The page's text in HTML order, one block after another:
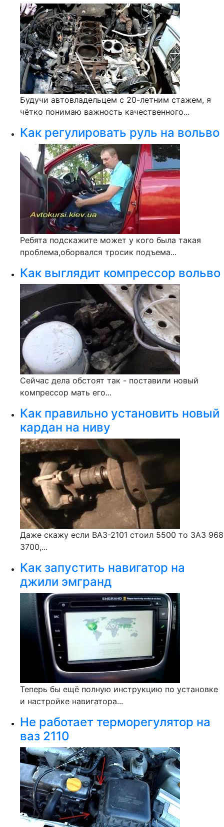
Будучи автовладельцем с 20-летним стажем, я
чётко понимаю важность качественного...
Как регулировать руль на вольво
Ребята подскажите может у кого была такая
проблема,оборвался тросик подъема...
Как выглядит компрессор вольво
Сейчас дела обстоят так - поставили новый
компрессор мать его...
Как правильно установить новый
кардан на ниву
Даже скажу если ВАЗ-2101 стоил 5500 то ЗАЗ 968
3700,...
Как запустить навигатор на
джили эмгранд
Теперь бы ещё полную инструкцию по установке
и настройке навигатора...
Не работает терморегулятор на
ваз 2110